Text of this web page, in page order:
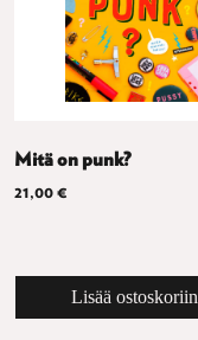
Mitä on punk?
21,00 €
Lisää ostoskoriin